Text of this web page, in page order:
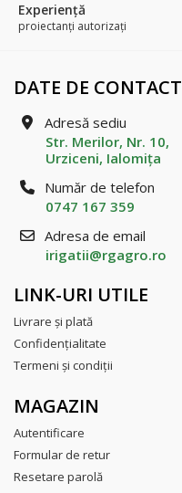
Experienţă
proiectanți autorizați
DATE DE CONTACT
Adresă sediu
Str. Merilor, Nr. 10,
Urziceni, Ialomiţa
Număr de telefon
0747 167 359
Adresa de email
irigatii@rgagro.ro
LINK-URI UTILE
Livrare şi plată
Confidenţialitate
Termeni şi condiţii
MAGAZIN
Autentificare
Formular de retur
Resetare parolă